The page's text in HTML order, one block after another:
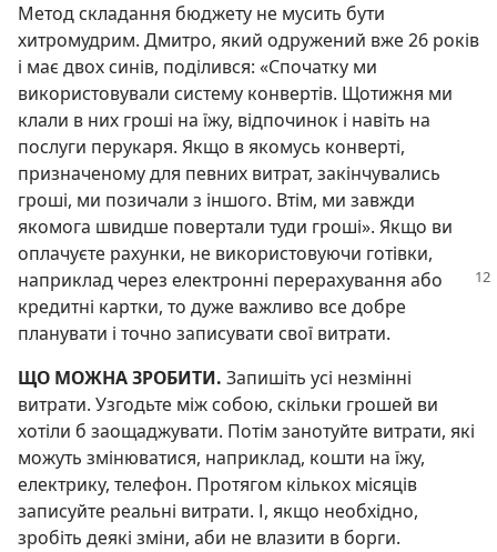
Метод складання бюджету не мусить бути
хитромудрим. Дмитро, який одружений вже 26 років
і має двох синів, поділився: «Спочатку ми
використовували систему конвертів. Щотижня ми
клали в них гроші на їжу, відпочинок і навіть на
послуги перукаря. Якщо в якомусь конверті,
призначеному для певних витрат, закінчувались
гроші, ми позичали з іншого. Втім, ми завжди
якомога швидше повертали туди гроші». Якщо ви
оплачуєте рахунки, не використовуючи готівки,
наприклад через електронні перерахування або
кредитні картки, то дуже важливо все добре
планувати і точно записувати свої витрати.
ЩО МОЖНА ЗРОБИТИ. Запишіть усі незмінні
витрати. Узгодьте між собою, скільки грошей ви
хотіли б заощаджувати. Потім занотуйте витрати, які
можуть змінюватися, наприклад, кошти на їжу,
електрику, телефон. Протягом кількох місяців
записуйте реальні витрати. І, якщо необхідно,
зробіть деякі зміни, аби не влазити в борги.